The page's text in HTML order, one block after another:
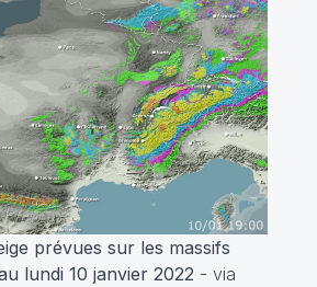
prévues sur les massifs
lundi 10 janvier 2022 - via